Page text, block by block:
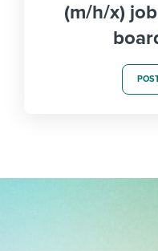
(m/h/x)